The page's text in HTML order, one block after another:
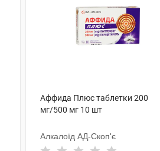
Аффида Плюс таблетки 200
мг/500 мг 10 шт
Алкалоїд АД-Скоп'є